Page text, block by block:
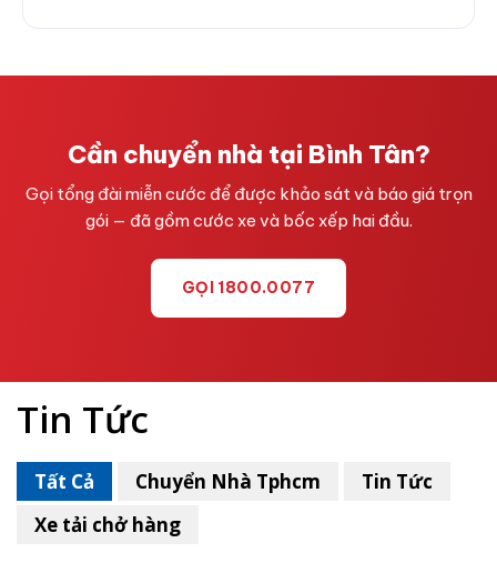
Cần chuyển nhà tại Bình Tân?
Gọi tổng đài miễn cước để được khảo sát và báo giá trọn
gói — đã gồm cước xe và bốc xếp hai đầu.
GỌI 1800.0077
Tin Tức
Tất Cả Chuyển Nhà Tphcm
Tin Tức
Xe tải chở hàng